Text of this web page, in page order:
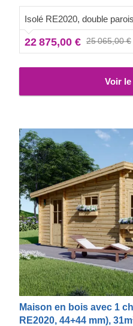
terrasse de 9 m² sera
repas en famille et passer
l'extérieur.
Isolé RE2020, double
22 875,00 € 25 065,00 €
Voir
Maison en bois avec 1
RE2020, 44+44 mm),